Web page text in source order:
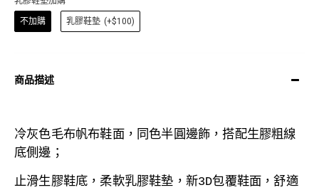
不加購 乳膠鞋墊 (+$100)
商品描述
冷灰色毛布帆布鞋面，同色半圓邊飾，搭配生膠粗線
底側邊；
止滑生膠鞋底， 柔軟乳膠鞋墊， 新3D包覆鞋面，舒適